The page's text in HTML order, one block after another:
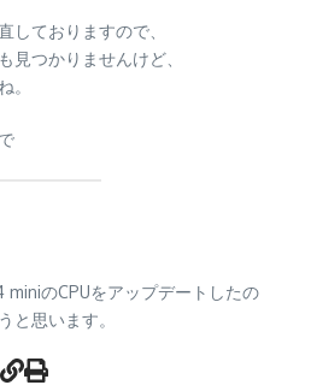
しておりますので、
見つかりませんけど、
。
miniのCPUをアップデートしたの
と思います。